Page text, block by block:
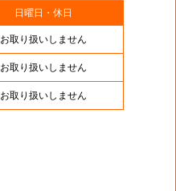
日曜日・休日
お取り扱いしません
お取り扱いしません
お取り扱いしません